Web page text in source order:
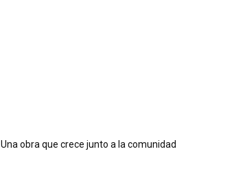
Una obra que crece junto a la comunidad